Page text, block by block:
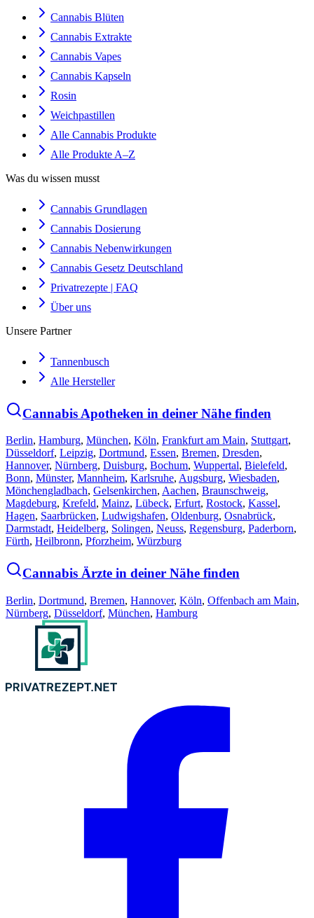
Cannabis Blüten
Cannabis Extrakte
Cannabis Vapes
Cannabis Kapseln
Rosin
Weichpastillen
Alle Cannabis Produkte
Alle Produkte A–Z
Was du wissen musst
Cannabis Grundlagen
Cannabis Dosierung
Cannabis Nebenwirkungen
Cannabis Gesetz Deutschland
Privatrezepte | FAQ
Über uns
Unsere Partner
Tannenbusch
Alle Hersteller
Cannabis Apotheken in deiner Nähe finden
Berlin, Hamburg, München, Köln, Frankfurt am Main, Stuttgart,
Düsseldorf, Leipzig, Dortmund, Essen, Bremen, Dresden,
Hannover, Nürnberg, Duisburg, Bochum, Wuppertal, Bielefeld,
Bonn, Münster, Mannheim, Karlsruhe, Augsburg, Wiesbaden,
Mönchengladbach, Gelsenkirchen, Aachen, Braunschweig,
Magdeburg, Krefeld, Mainz, Lübeck, Erfurt, Rostock, Kassel,
Hagen, Saarbrücken, Ludwigshafen, Oldenburg, Osnabrück,
Darmstadt, Heidelberg, Solingen, Neuss, Regensburg, Paderborn,
Fürth, Heilbronn, Pforzheim, Würzburg
Cannabis Ärzte in deiner Nähe finden
Berlin, Dortmund, Bremen, Hannover, Köln, Offenbach am Main,
Nürnberg, Düsseldorf, München, Hamburg